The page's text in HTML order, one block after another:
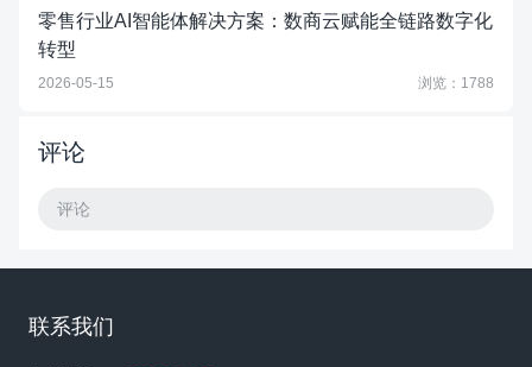
零售行业AI智能体解决方案：数商云赋能全链路数字化
转型
2026-05-15 浏览：1788
评论
评论
联系我们